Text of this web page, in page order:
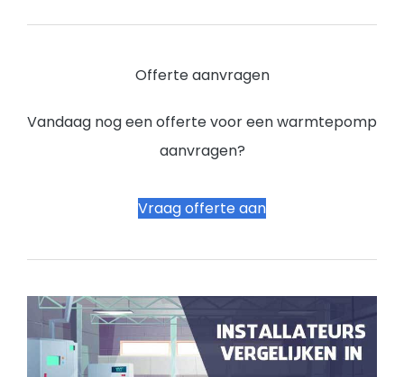
Offerte aanvragen
Vandaag nog een offerte voor een warmtepomp
aanvragen?
Vraag offerte aan